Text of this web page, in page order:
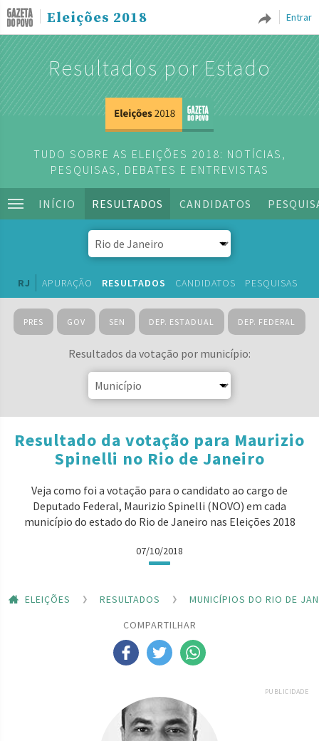
Entrar
Eleições 2018
Resultados por Estado
TUDO SOBRE AS ELEIÇÕES 2018: NOTÍCIAS,
PESQUISAS, DEBATES E ENTREVISTAS
INÍCIO RESULTADOS CANDIDATOS
RJ APURAÇÃO RESULTADOS CANDIDATOS PESQUISAS
PRES GOV SEN DEP. ESTADUAL DEP. FEDERAL
Resultados da votação por município:
Resultado da votação para Maurizio
Spinelli no Rio de Janeiro
Veja como foi a votação para o candidato ao cargo de
Deputado Federal, Maurizio Spinelli (NOVO) em cada
município do estado do Rio de Janeiro nas Eleições 2018
07/10/2018
ELEIÇÕES RESULTADOS
MUNICÍPIOS DO RIO DE
COMPARTILHAR
PUBLICIDADE